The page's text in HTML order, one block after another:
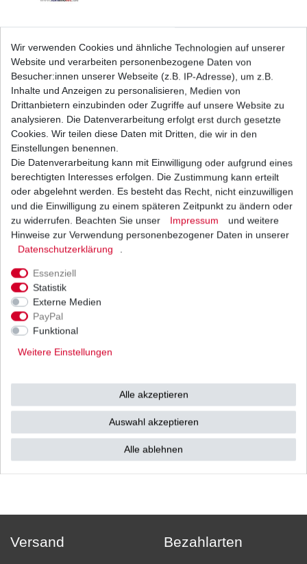
Bremsbeläge EBC FA 105 TT FA105 TT Standard
Bremsklötze vorne
UVP 29,43 € 20,15 € *
| 20,15 € / Satz
inkl. ges. MwSt. Versandkosten
Kupplung Yamaha YZ 250 2T 2VM 3JE 3SP 3XK
UVP 64,48 € 52,23 € *
1 Satz | 52,23 € / Satz
inkl. ges. MwSt. zzgl.
Zündkerzenstecker NGK LB05F SW
Kerzenstecker Yamaha
inkl. ges. MwSt.zzgl.
Versand Bezahlarten
Wir verwenden Cookies und ähnliche Technologien auf unserer
Website und verarbeiten personenbezogene Daten von
Besucher:innen unserer Webseite (z.B. IP-Adresse), um z.B.
Inhalte und Anzeigen zu personalisieren, Medien von
Drittanbietern einzubinden oder Zugriffe auf unsere Website zu
analysieren. Die Datenverarbeitung erfolgt erst durch gesetzte
Cookies. Wir teilen diese Daten mit Dritten, die wir in den
Einstellungen benennen.
Die Datenverarbeitung kann mit Einwilligung oder aufgrund eines
berechtigten Interesses erfolgen. Die Zustimmung kann erteilt
oder abgelehnt werden. Es besteht das Recht, nicht einzuwilligen
und die Einwilligung zu einem späteren Zeitpunkt zu ändern oder
zu widerrufen. Beachten Sie unser
Impressum
und weitere
Hinweise zur Verwendung personenbezogener Daten in unserer
Daten­schutz­erklärung
Essenziell
Statistik
Externe Medien
PayPal
Funktional
Weitere Einstellungen
Alle akzeptieren
Auswahl akzeptieren
Alle ablehnen